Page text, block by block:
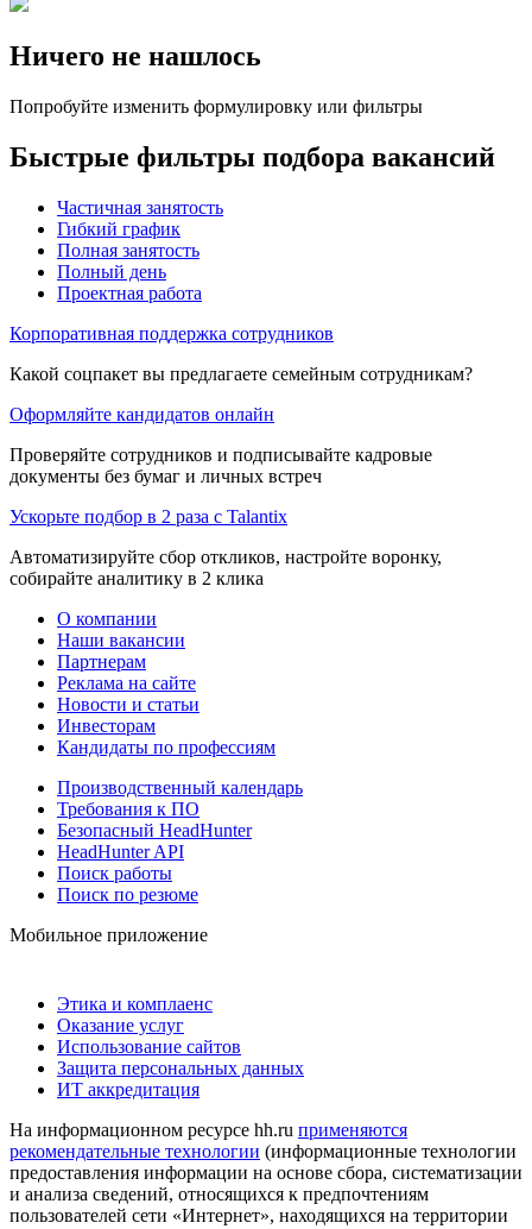
Ничего не нашлось
Попробуйте изменить формулировку или фильтры
Быстрые фильтры подбора вакансий
Частичная занятость
Гибкий график
Полная занятость
Полный день
Проектная работа
Корпоративная поддержка сотрудников
Какой соцпакет вы предлагаете семейным сотрудникам?
Оформляйте кандидатов онлайн
Проверяйте сотрудников и подписывайте кадровые
документы без бумаг и личных встреч
Ускорьте подбор в 2 раза с Talantix
Автоматизируйте сбор откликов, настройте воронку,
собирайте аналитику в 2 клика
О компании
Наши вакансии
Партнерам
Реклама на сайте
Новости и статьи
Инвесторам
Кандидаты по профессиям
Производственный календарь
Требования к ПО
Безопасный HeadHunter
HeadHunter API
Поиск работы
Поиск по резюме
Мобильное приложение
Этика и комплаенс
Оказание услуг
Использование сайтов
Защита персональных данных
ИТ аккредитация
На информационном ресурсе hh.ru применяются
рекомендательные технологии (информационные технологии
предоставления информации на основе сбора, систематизации
и анализа сведений, относящихся к предпочтениям
пользователей сети «Интернет», находящихся на территории